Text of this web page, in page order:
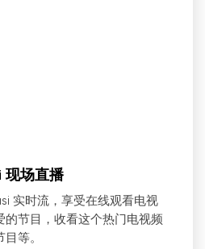
场直播
实时流，享受在线观看电视
的节目，收看这个热门电视频
等。